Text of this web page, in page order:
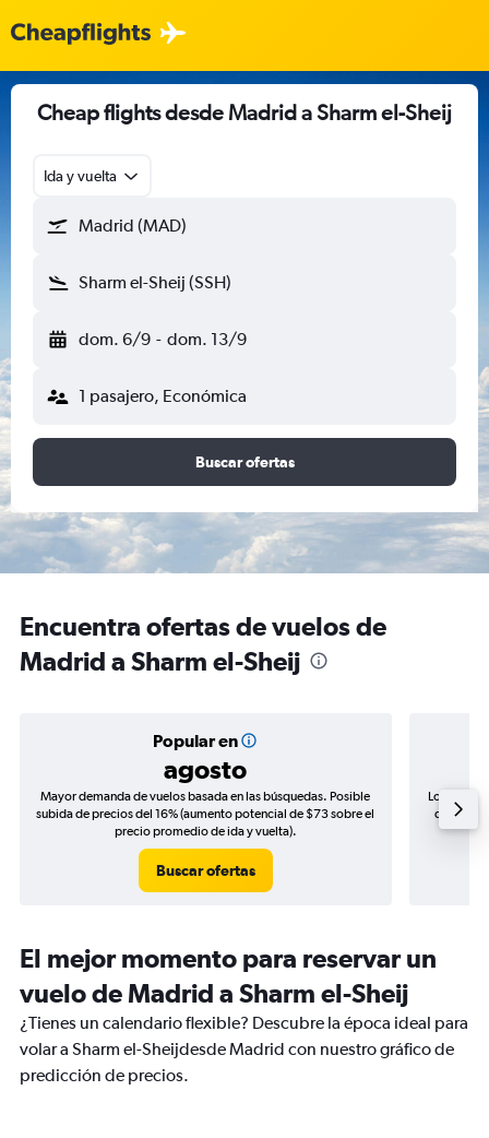
Cheap flights desde Madrid a Sharm el-Sheij
Ida y vuelta
Madrid (MAD)
Sharm el-Sheij (SSH)
dom. 6/9 - dom. 13/9
1 pasajero, Económica
Buscar ofertas
Encuentra ofertas de vuelos de
Madrid a Sharm el-Sheij
Popular en
agosto
Mayor demanda de vuelos basada en las búsquedas. Posible
subida de precios del 16% (aumento potencial de $73 sobre el
precio promedio de ida y vuelta).
Buscar ofertas
Los
de
El mejor momento para reservar un
vuelo de Madrid a Sharm el-Sheij
¿Tienes un calendario flexible? Descubre la época ideal para
volar a Sharm el-Sheijdesde Madrid con nuestro gráfico de
predicción de precios.